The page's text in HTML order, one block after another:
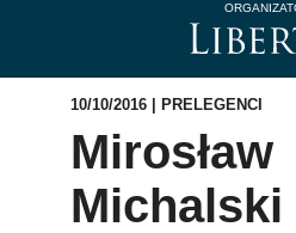
10/10/2016 | PRELEGENCI
Mirosław
Michalski